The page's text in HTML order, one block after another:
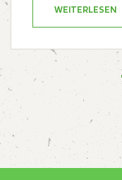
WEITERLESEN